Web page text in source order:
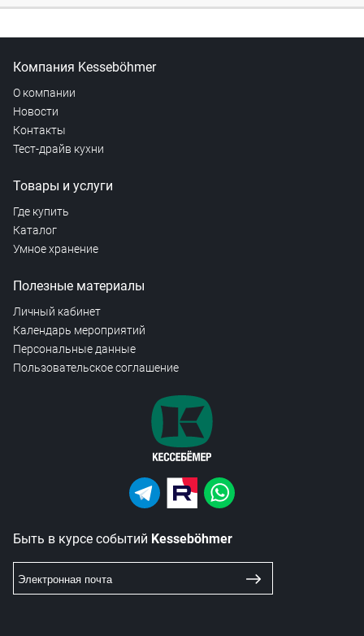
Компания Kesseböhmer
О компании
Новости
Контакты
Тест-драйв кухни
Товары и услуги
Где купить
Каталог
Умное хранение
Полезные материалы
Личный кабинет
Календарь мероприятий
Персональные данные
Пользовательское соглашение
Быть в курсе событий Kesseböhmer